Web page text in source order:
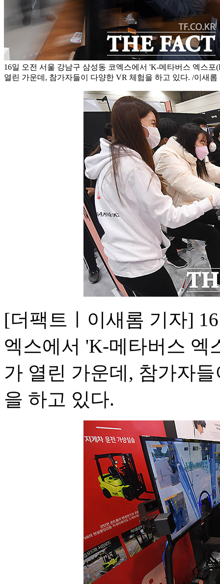
16일 오전 서울 강남구 삼성동 코엑스에서 'K-메타버스 엑스
열린 가운데, 참가자들이 다양한 VR 체험을 하고 있다. /이새롬
[더팩트ㅣ이새롬 기자]
엑스에서 'K-메타버스 엑
가 열린 가운데, 참가자
을 하고 있다.